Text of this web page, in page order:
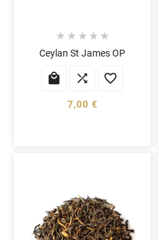
    
Ceylan St James OP
  
7,00 €